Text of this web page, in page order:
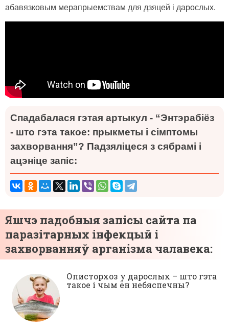
абавязковым мерапрыемствам для дзяцей і дарослых.
Спадабалася гэтая артыкул - “Энтэрабіёз
- што гэта такое: прыкметы і сімптомы
захворвання”? Падзяліцеся з сябрамі і
ацэніце запіс:
Яшчэ падобныя запісы сайта па
паразітарных інфекцый і
захворванняў арганізма чалавека:
Описторхоз у дарослых – што гэта
такое і чым ён небяспечны?